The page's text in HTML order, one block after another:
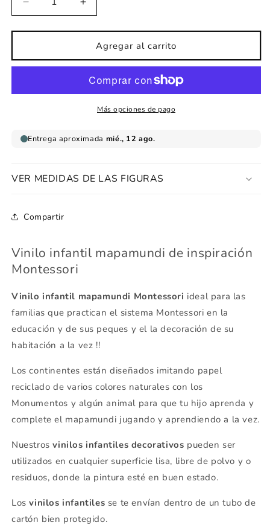
Reducir
cantidad
para
infantil
Mapamundi
inspiración
Aumentar
cantidad
para
Vinilo
infantil
Mapamundi
de
inspiración
Montessori
Agregar al carrito
Más opciones de pago
VER MEDIDAS DE LAS FIGURAS
Compartir
Vinilo infantil mapamundi de inspiración
Montessori
Vinilo infantil mapamundi Montessori ideal para las
familias que practican el sistema Montessori en la
educación y de sus peques y el la decoración de su
habitación a la vez !!
Los continentes están diseñados imitando papel
reciclado de varios colores naturales con los
Monumentos y algún animal para que tu hijo aprenda y
complete el mapamundi jugando y aprendiendo a la vez.
Nuestrosvinilos infantiles decorativos pueden ser
utilizados en cualquier superficie lisa, libre de polvo y o
residuos, donde la pintura esté en buen estado.
Losvinilos infantiles se te envían dentro de un tubo de
cartón bien protegido.